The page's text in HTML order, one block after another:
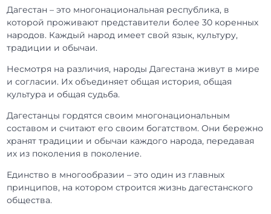
Дагестан – это многонациональная республика, в
которой проживают представители более 30 коренных
народов. Каждый народ имеет свой язык, культуру,
традиции и обычаи.
Несмотря на различия, народы Дагестана живут в мире
и согласии. Их объединяет общая история, общая
культура и общая судьба.
Дагестанцы гордятся своим многонациональным
составом и считают его своим богатством. Они бережно
хранят традиции и обычаи каждого народа, передавая
их из поколения в поколение.
Единство в многообразии – это один из главных
принципов, на котором строится жизнь дагестанского
общества.